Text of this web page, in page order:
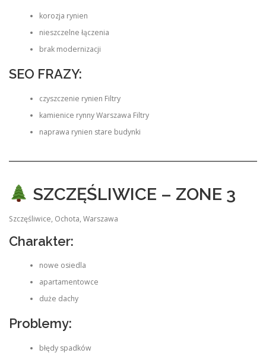
korozja rynien
nieszczelne łączenia
brak modernizacji
SEO FRAZY:
czyszczenie rynien Filtry
kamienice rynny Warszawa Filtry
naprawa rynien stare budynki
SZCZĘŚLIWICE – ZONE 3
Szczęśliwice, Ochota, Warszawa
Charakter:
nowe osiedla
apartamentowce
duże dachy
Problemy:
błędy spadków